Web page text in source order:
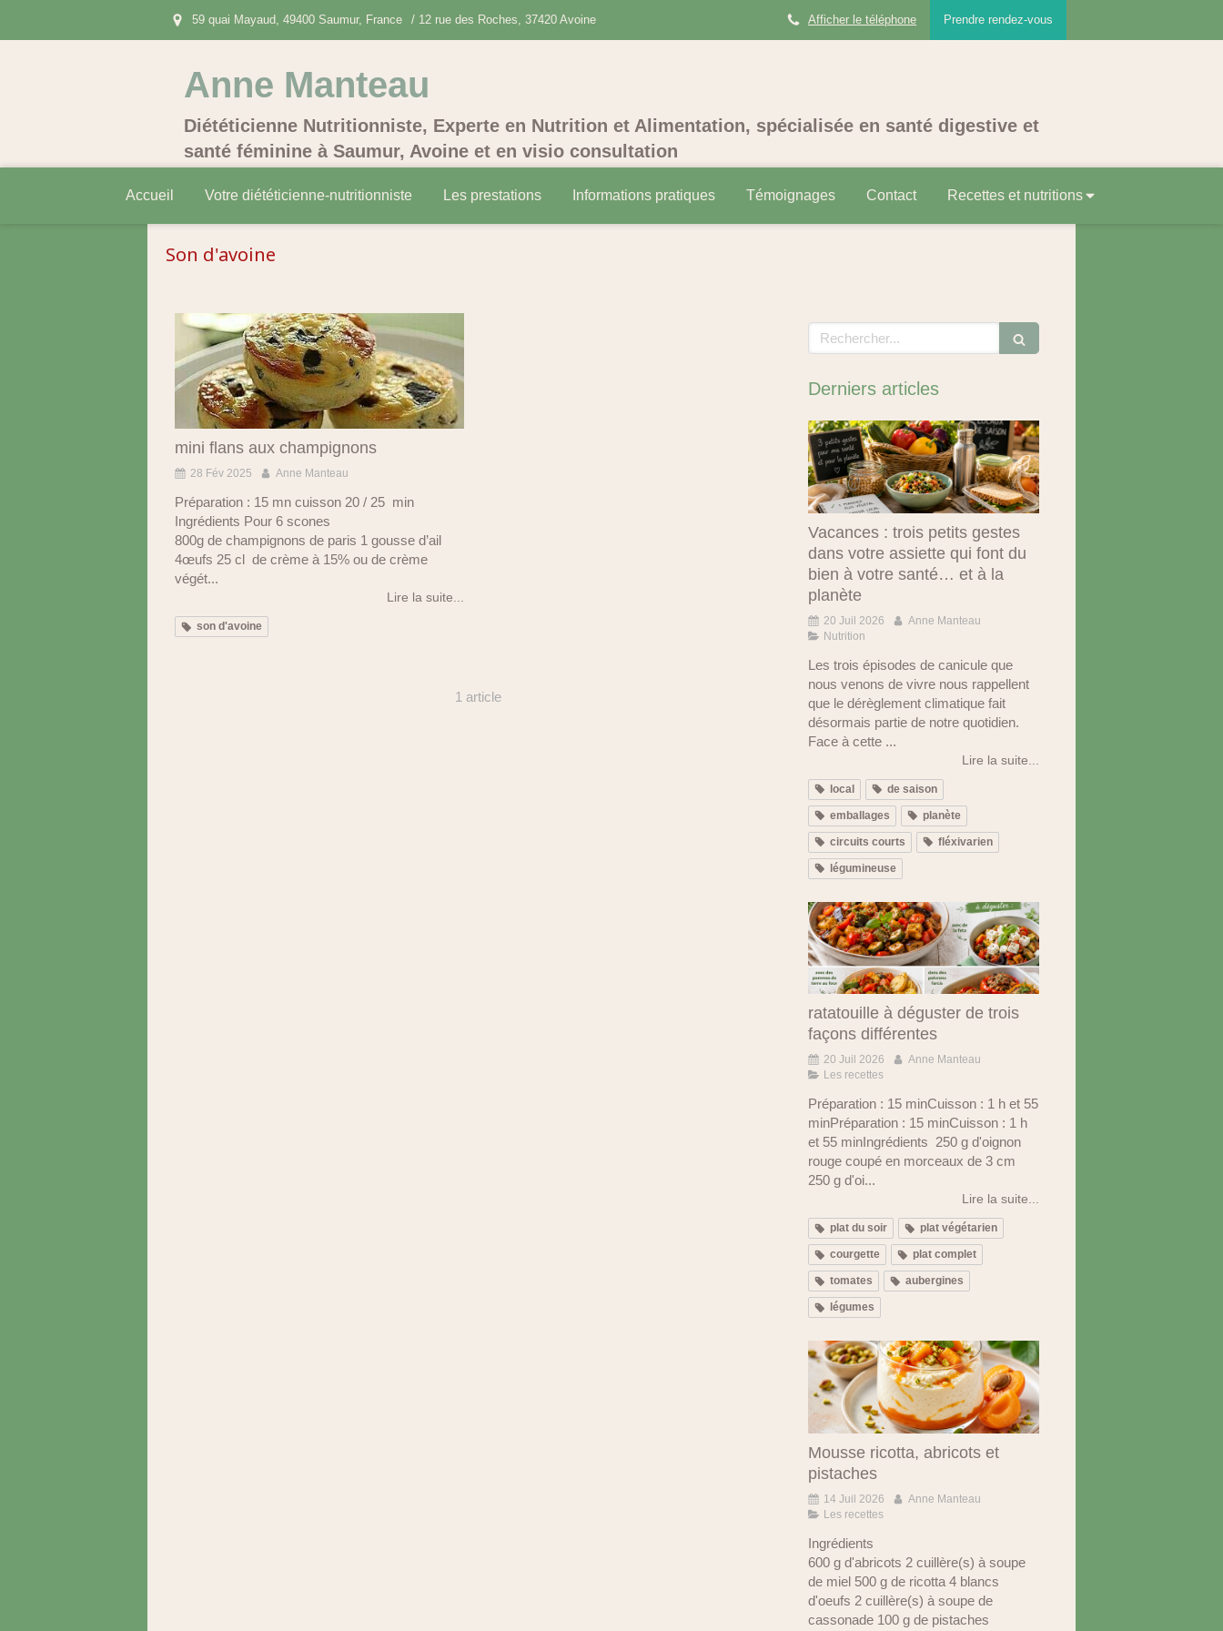
59 quai Mayaud, 49400 Saumur, France / 12 rue des Roches, 37420 Avoine Prendre rendez-vous
Afficher le téléphone
Anne Manteau
Diététicienne Nutritionniste, Experte en Nutrition et Alimentation, spécialisée en santé digestive et
santé féminine à Saumur, Avoine et en visio consultation
Accueil Votre diététicienne-nutritionniste Les prestations Informations pratiques Témoignages Contact Recettes et nutritions
Son d'avoine
mini flans aux champignons
28 Fév 2025 Anne Manteau
Préparation : 15 mn cuisson 20 / 25 min
Ingrédients Pour 6 scones
800g de champignons de paris 1 gousse d’ail
4œufs 25 cl de crème à 15% ou de crème
végét...
Lire la suite...
son d'avoine
1 article
Rechercher
Derniers articles
Vacances : trois petits gestes
dans votre assiette qui font du
bien à votre santé… et à la
planète
20 Juil 2026
Anne Manteau
Nutrition
Les trois épisodes de canicule que
nous venons de vivre nous rappellent
que le dérèglement climatique fait
désormais partie de notre quotidien.
Face à cette ...
Lire la suite...
local de saison
emballages planète
circuits courts fléxivarien
légumineuse
ratatouille à déguster de trois
façons différentes
20 Juil 2026
Anne Manteau
Les recettes
Préparation : 15 minCuisson : 1 h et 55
minPréparation : 15 minCuisson : 1 h
et 55 minIngrédients 250 g d'oignon
rouge coupé en morceaux de 3 cm
250 g d'oi...
Lire la suite...
plat du soir plat végétarien
courgette plat complet
tomates aubergines
légumes
Mousse ricotta, abricots et
pistaches
14 Juil 2026
Anne Manteau
Les recettes
Ingrédients
600 g d'abricots 2 cuillère(s) à soupe
de miel 500 g de ricotta 4 blancs
d'oeufs 2 cuillère(s) à soupe de
cassonade 100 g de pistaches